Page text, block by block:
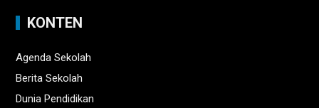
KONTEN
Agenda Sekolah
Berita Sekolah
Dunia Pendidikan